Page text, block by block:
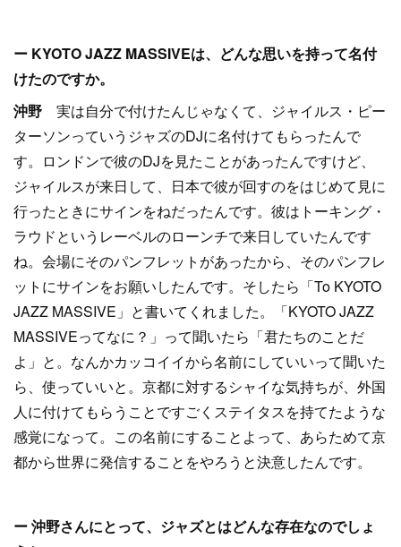
ー KYOTO JAZZ MASSIVEは、どんな思いを持って名付
けたのですか。
沖野 実は自分で付けたんじゃなくて、ジャイルス・ピー
ターソンっていうジャズのDJに名付けてもらったんで
す。ロンドンで彼のDJを見たことがあったんですけど、
ジャイルスが来日して、日本で彼が回すのをはじめて見に
行ったときにサインをねだったんです。彼はトーキング・
ラウドというレーベルのローンチで来日していたんです
ね。会場にそのパンフレットがあったから、そのパンフレ
ットにサインをお願いしたんです。そしたら「To KYOTO
JAZZ MASSIVE」と書いてくれました。「KYOTO JAZZ
MASSIVEってなに？」って聞いたら「君たちのことだ
よ」と。なんかカッコイイから名前にしていいって聞いた
ら、使っていいと。京都に対するシャイな気持ちが、外国
人に付けてもらうことですごくステイタスを持てたような
感覚になって。この名前にすることよって、あらためて京
都から世界に発信することをやろうと決意したんです。
ー 沖野さんにとって、ジャズとはどんな存在なのでしょ